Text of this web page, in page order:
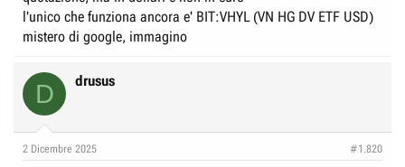
l'unico che funziona ancora e' BIT:VHYL (VN HG DV ETF USD)
mistero di google, immagino
D drusus
2 Dicembre 2025 #1.820